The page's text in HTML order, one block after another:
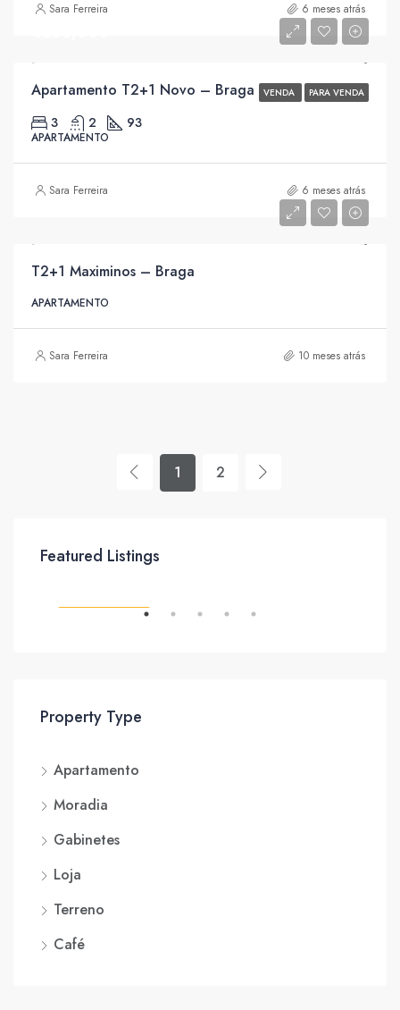
Sara Ferreira 6 meses atrás
VENDA PARA VENDA
Apartamento T2+1 Novo – Braga
3 2 93
APARTAMENTO
Sara Ferreira 6 meses atrás
T2+1 Maximinos – Braga
APARTAMENTO
Sara Ferreira 10 meses atrás
1 2
Featured Listings
CARACTERÍSTICAS
Property Type
Apartamento
Moradia
Gabinetes
Loja
Terreno
Café